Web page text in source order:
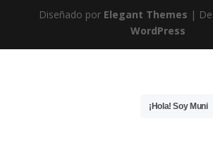
Diseñado por Elegant Themes |
WordPress
¡Hola! Soy Muni